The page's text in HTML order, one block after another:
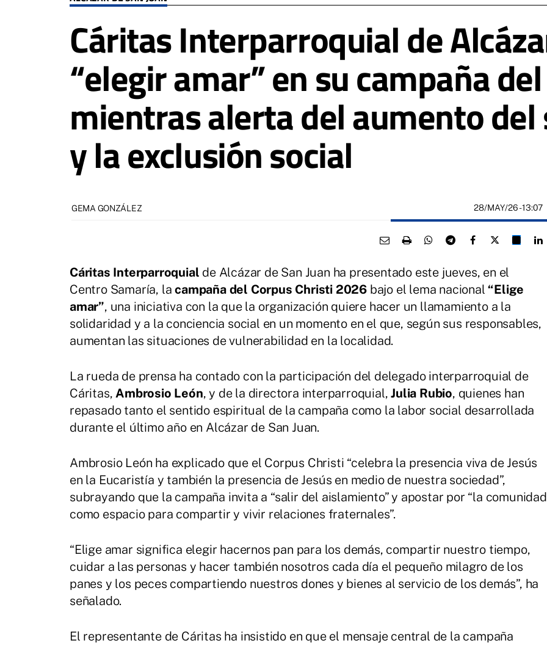
Cáritas Interparroquial de
“elegir amar” en su campaña
mientras alerta del aumento
y la exclusión social
GEMA GONZÁLEZ 28/MAY/26- 13:07
Cáritas Interparroquial de Alcázar de San Juan ha presentado este jueves, en el
Centro Samaría, lacampaña del Corpus Christi 2026 bajo el lema nacional“Elige
amar”, una iniciativa con la que la organización quiere hacer un llamamiento a la
solidaridad y a la conciencia social en un momento en el que, según sus responsables,
aumentan las situaciones de vulnerabilidad en la localidad.
La rueda de prensa ha contado con la participación del delegado interparroquial de
Cáritas,Ambrosio León, y de la directora interparroquial,Julia Rubio, quienes han
repasado tanto el sentido espiritual de la campaña como la labor social desarrollada
durante el último año en Alcázar de San Juan.
Ambrosio León ha explicado que el Corpus Christi “celebra la presencia viva de Jesús
en la Eucaristía y también la presencia de Jesús en medio de nuestra sociedad”,
subrayando que la campaña invita a “salir del aislamiento” y apostar por “la comunidad
como espacio para compartir y vivir relaciones fraternales”.
“Elige amar significa elegir hacernos pan para los demás, compartir nuestro tiempo,
cuidar a las personas y hacer también nosotros cada día el pequeño milagro de los
panes y los peces compartiendo nuestros dones y bienes al servicio de los demás”, ha
señalado.
El representante de Cáritas ha insistido en que el mensaje central de la campaña